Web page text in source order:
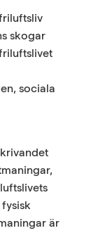
skogar
sociala
är